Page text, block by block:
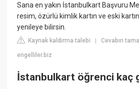
Sana en yakın İstanbulkart Başvuru
resim, özürlü kimlik kartın ve eski
yenileye bilirsin.
Kaynak kaldırma talebi |Cevabın
engelliler.biz
İstanbulkart öğrenci kaç